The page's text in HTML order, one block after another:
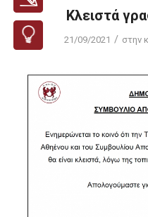
Κλειστά
21/09/2021 / στην